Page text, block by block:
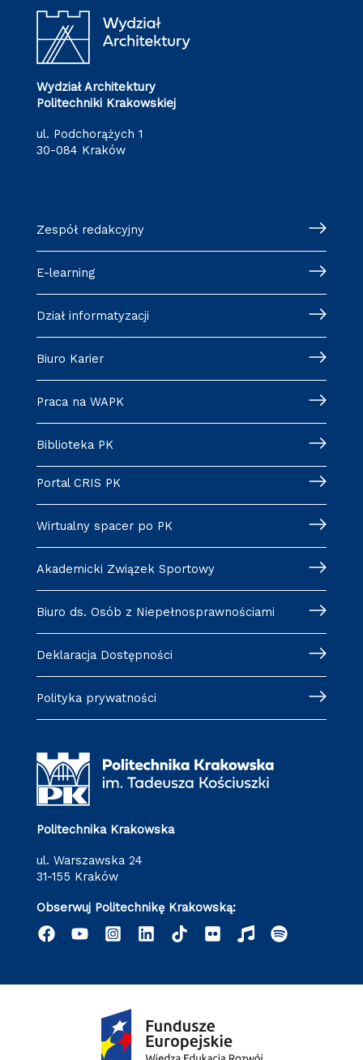
Wydział Architektury
Politechniki Krakowskiej
ul. Podchorążych 1
30-084 Kraków
Zespół redakcyjny
E-learning
Dział informatyzacji
Biuro Karier
Praca na WAPK
Biblioteka PK
Portal CRIS PK
Wirtualny spacer po PK
Akademicki Związek Sportowy
Biuro ds. Osób z Niepełnosprawnościami
Deklaracja Dostępności
Polityka prywatności
Politechnika Krakowska
ul. Warszawska 24
31-155 Kraków
Obserwuj Politechnikę Krakowską: